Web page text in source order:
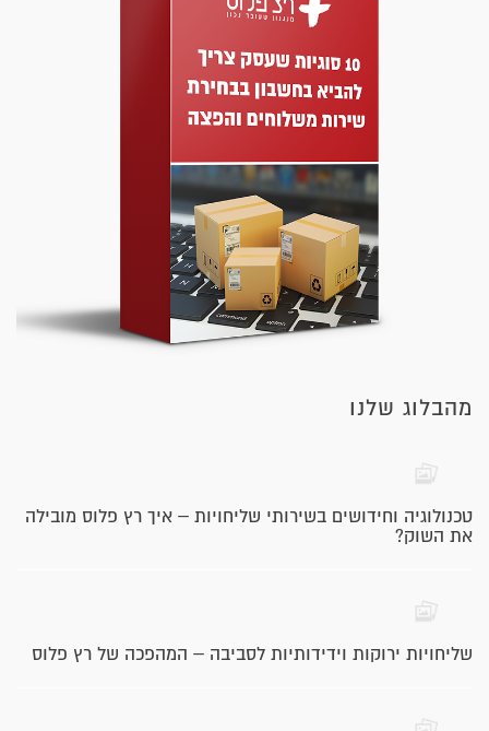
מהבלוג שלנו
טכנולוגיה וחידושים בשירותי שליחויות – איך רץ פלוס מובילה
את השוק?
שליחויות ירוקות וידידותיות לסביבה – המהפכה של רץ פלוס